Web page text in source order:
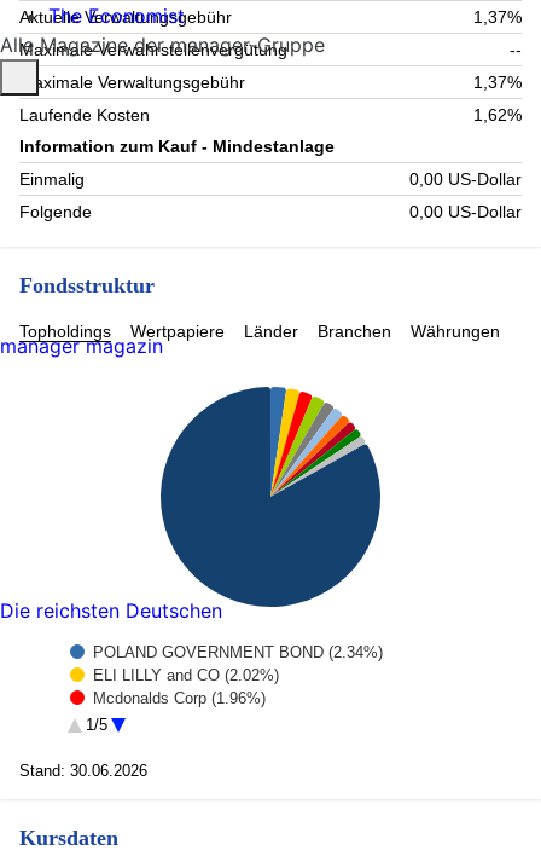
Aktuelle Verwaltungsgebühr
1,37%
Maximale Verwahrstellenvergütung
--
Maximale Verwaltungsgebühr
1,37%
Laufende Kosten
1,62%
Information zum Kauf - Mindestanlage
Einmalig
0,00 US-Dollar
Folgende
0,00 US-Dollar
Fondsstruktur
Topholdings Wertpapiere Länder Branchen Währungen
POLAND GOVERNMENT BOND (2.34%)
ELI LILLY and CO (2.02%)
Mcdonalds Corp (1.96%)
Taiwan Semiconductor Manufacturing Co. Ltd. (1.95%)
MEX BONOS DESARR FIX RT (1.56%)
Nvidia Corp. (1.31%)
1/5
Stand: 30.06.2026
Kursdaten
The Economist
Alle Magazine der manager-Gruppe
manager magazin
Die reichsten Deutschen